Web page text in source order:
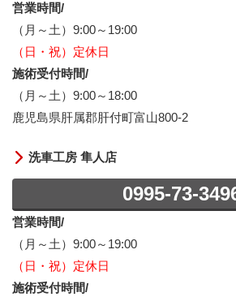
営業時間/
（月～土）9:00～19:00
（日・祝）定休日
施術受付時間/
（月～土）9:00～18:00
鹿児島県肝属郡肝付町富山800-2
洗車工房 隼人店
0995-73-
営業時間/
（月～土）9:00～19:00
（日・祝）定休日
施術受付時間/